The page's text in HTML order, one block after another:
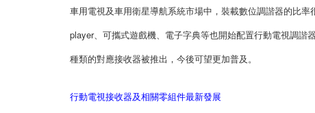
車用電視及車用衛星導航系統市場中，裝載數位調諧器的比
player、可攜式遊戲機、電子字典等也開始配置行動電視調諧
種類的對應接收器被推出，今後可望更加普及。
行動電視接收器及相關零組件最新發展